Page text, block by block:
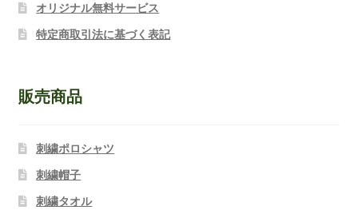
オリジナル無料サービス
特定商取引法に基づく表記
販売商品
刺繍ポロシャツ
刺繍帽子
刺繍タオル